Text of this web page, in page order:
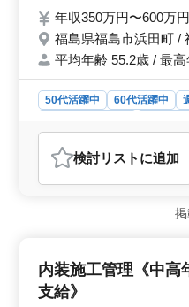
続税申告
※50代活躍
企業です。
ける方のご
年収350万円〜600万
福島県福島市浜田町 /
平均年齢 55.2歳 / 最
50代活躍中 60代活躍中
おすすめポイント
＜働きやすさと安定性＞ この求人は完全週休二日制で
土日祝休み、残業がない
可能です。また、長期で
ルアップの機会＞ 税理士補助業務では、顧問先巡回や
税務申告書の作成、相続対
検討リスト に追加
内装施工管理《中高
支給》